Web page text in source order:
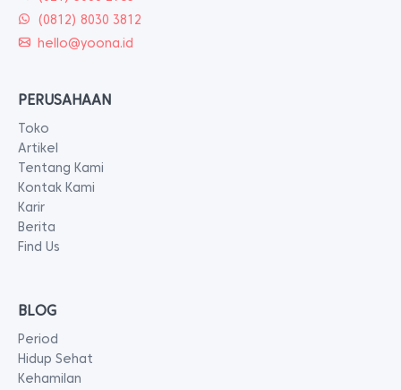
(0812) 8030 3812
hello@yoona.id
PERUSAHAAN
Toko
Artikel
Tentang Kami
Kontak Kami
Karir
Berita
Find Us
BLOG
Period
Hidup Sehat
Kehamilan